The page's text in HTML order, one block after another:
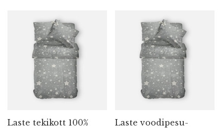
Laste tekikott 100%
Laste voodi­pe­su­